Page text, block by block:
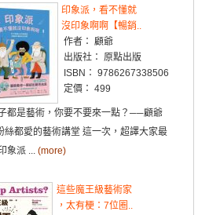
印象派，看不懂就
沒印象啊啊【暢銷..
作者： 顧爺
出版社： 原點出版
ISBN： 9786267338506
定價： 499
都是藝術，你要不要來一點？──顧爺
絲都愛的藝術講堂 這一次，超譯大家最
象派 ... (more)
這些魔王級藝術家
，太有梗：7位圈..